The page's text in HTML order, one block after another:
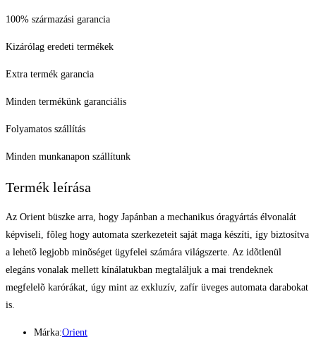
100% származási garancia
Kizárólag eredeti termékek
Extra termék garancia
Minden termékünk garanciális
Folyamatos szállítás
Minden munkanapon szállítunk
Termék leírása
Az Orient büszke arra, hogy Japánban a mechanikus óragyártás élvonalát
képviseli, fõleg hogy automata szerkezeteit saját maga készíti, így biztosítva
a lehetõ legjobb minõséget ügyfelei számára világszerte. Az idõtlenül
elegáns vonalak mellett kínálatukban megtaláljuk a mai trendeknek
megfelelõ karórákat, úgy mint az exkluzív, zafír üveges automata darabokat
is.
Márka:Orient